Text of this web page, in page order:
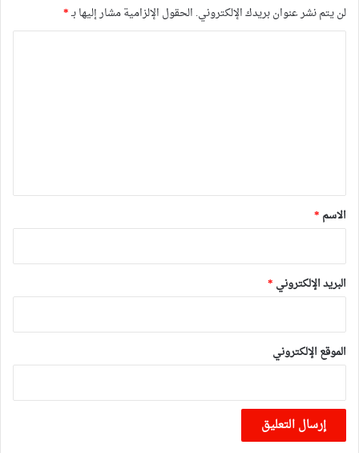
لن يتم نشر عنوان بريدك الإلكتروني. الحقول الإلزامية مشار إليها بـ*
*
الاسم *
البريد الإلكتروني *
الموقع الإلكتروني